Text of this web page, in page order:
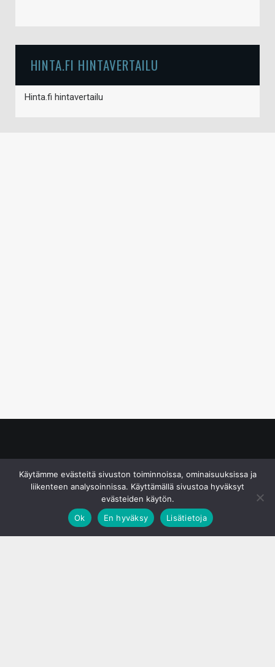
HINTA.FI HINTAVERTAILU
Hinta.fi hintavertailu
Käytämme evästeitä sivuston toiminnoissa, ominaisuuksissa ja
liikenteen analysoinnissa. Käyttämällä sivustoa hyväksyt
evästeiden käytön.
Ok
En hyväksy Lisätietoja